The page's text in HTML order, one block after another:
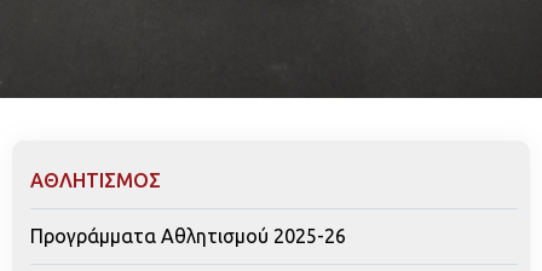
ΑΘΛΗΤΙΣΜΟΣ
Προγράμματα Αθλητισμού 2025-26